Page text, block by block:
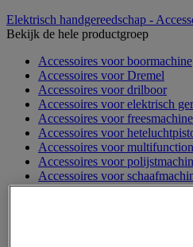
Elektrisch handgereedschap -
Bekijk de hele productgroep
Accessoires voor boormachine
Accessoires voor Dremel
Accessoires voor drilboor
Accessoires voor elektrisch
Accessoires voor freesmachine
Accessoires voor
Accessoires voor
Accessoires voor
Accessoires voor
Accessoires voor